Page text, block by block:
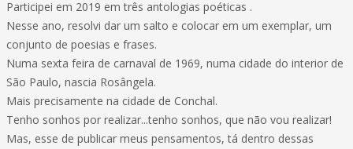
Participei em 2019 em três antologias poéticas .
Nesse ano, resolvi dar um salto e colocar em um exemplar, um
conjunto de poesias e frases.
Numa sexta feira de carnaval de 1969, numa cidade do interior de
São Paulo, nascia Rosângela.
Mais precisamente na cidade de Conchal.
Tenho sonhos por realizar...tenho sonhos, que não vou realizar!
Mas, esse de publicar meus pensamentos, tá dentro dessas